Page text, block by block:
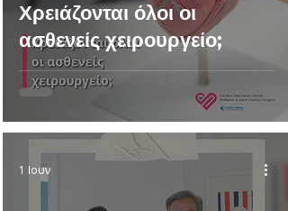
Χρειάζονται όλοι οι
ασθενείς χειρουργείο;
1 Ιουν